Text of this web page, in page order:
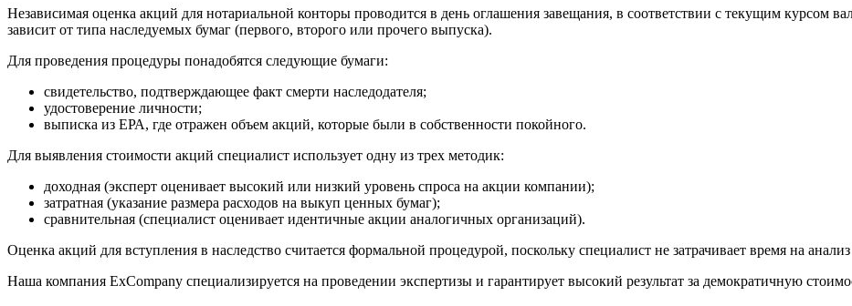
Независимая оценка акций для нотариальной конторы проводится в день оглашения завещания, в соответствии с текущим курсом
зависит от типа наследуемых бумаг (первого, второго или прочего выпуска).
Для проведения процедуры понадобятся следующие бумаги:
свидетельство, подтверждающее факт смерти наследодателя;
удостоверение личности;
выписка из ЕРА, где отражен объем акций, которые были в собственности покойного.
Для выявления стоимости акций специалист использует одну из трех методик:
доходная (эксперт оценивает высокий или низкий уровень спроса на акции компании);
затратная (указание размера расходов на выкуп ценных бумаг);
сравнительная (специалист оценивает идентичные акции аналогичных организаций).
Оценка акций для вступления в наследство считается формальной процедурой, поскольку специалист не затрачивает время на
Наша компания ExCompany специализируется на проведении экспертизы и гарантирует высокий результат за демократичную